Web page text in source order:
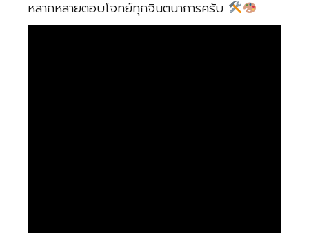
หลากหลายตอบโจทย์ทุกจินตนาการครับ